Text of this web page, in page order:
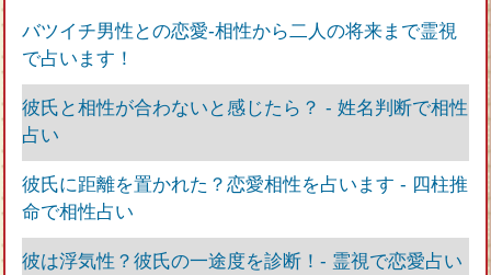
バツイチ男性との恋愛‐相性から二人の将来まで霊視
で占います！
彼氏と相性が合わないと感じたら？ ‐ 姓名判断で相性
占い
彼氏に距離を置かれた？恋愛相性を占います ‐ 四柱推
命で相性占い
彼は浮気性？彼氏の一途度を診断！‐ 霊視で恋愛占い